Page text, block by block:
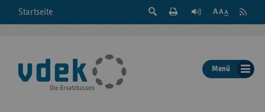
Startseite
Suche
der
Seite
Feed
Menü